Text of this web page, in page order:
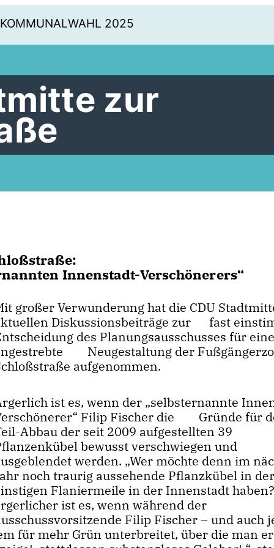
KOMMUNALWAHL 2025
zur
Innenstadt-Verschönerers“
großer Verwunderung hat die CDU
Diskussionsbeiträge zur fast
des Planungsausschusses für
Neugestaltung der
aufgenommen.
ist es, wenn der „selbsternannte
Filip Fischer die Gründe für
Abbau der seit 2009 aufgestellten 39
bewusst verschwiegen und
werden. „Wer möchte denn im
noch traurig aussehende Pflanzkübel in
Flaniermeile in der Innenstadt
ist es, wenn während der
Filip Fischer – und auch
für mehr Grün unterbreitet, über die man